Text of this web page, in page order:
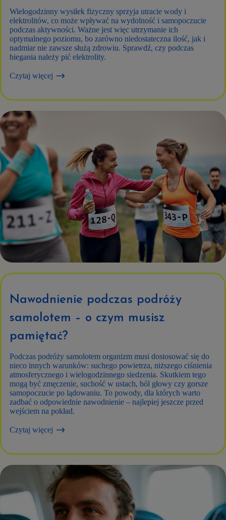
Wielogodzinny wysiłek fizyczny sprzyja utracie wody i
elektrolitów, co może wpływać na wydolność i samopoczucie
podczas aktywności. Ważne jest więc utrzymanie ich
optymalnego poziomu, bo zarówno niedostateczna ilość, jak i
nadmiar nie zawsze służą zdrowiu. Sprawdź, czy podczas
biegania należy pić elektrolity.
Czytaj więcej
Nawodnienie podczas podróży
samolotem – o czym musisz
pamiętać?
Podczas podróży samolotem organizm musi dostosować się do
nieco innych warunków: suchego powietrza, niższego ciśnienia
atmosferycznego i wielogodzinnego siedzenia. Skutkiem tego
mogą być zmęczenie, suchość w ustach, ból głowy czy gorsze
samopoczucie po lądowaniu. To powody, dla których warto
zadbać o odpowiednie nawodnienie – najlepiej jeszcze przed
wejściem na pokład.
Czytaj więcej